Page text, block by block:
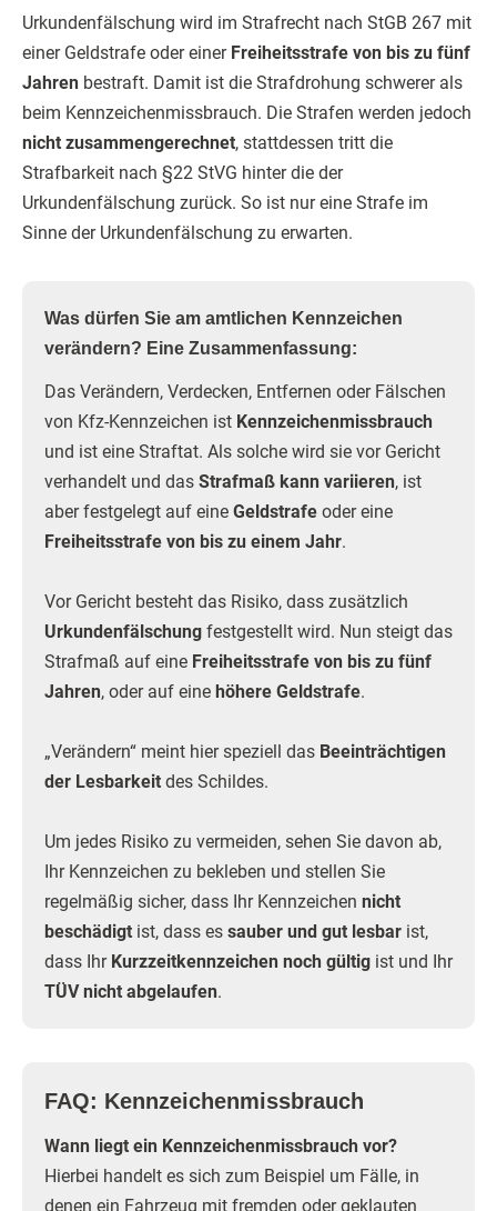
Urkundenfälschung wird im Strafrecht nach StGB 267 mit
einer Geldstrafe oder einerFreiheitsstrafe von bis zu fünf
Jahren bestraft. Damit ist die Strafdrohung schwerer als
beim Kennzeichenmissbrauch. Die Strafen werden jedoch
nicht zusammengerechnet, stattdessen tritt die
Strafbarkeit nach §22 StVG hinter die der
Urkundenfälschung zurück. So ist nur eine Strafe im
Sinne der Urkundenfälschung zu erwarten.
Was dürfen Sie am amtlichen Kennzeichen
verändern? Eine Zusammenfassung:
Das Verändern, Verdecken, Entfernen oder Fälschen
von Kfz-Kennzeichen ist Kennzeichenmissbrauch
und ist eine Straftat. Als solche wird sie vor Gericht
verhandelt und das Strafmaß kann variieren, ist
aber festgelegt auf eine Geldstrafe oder eine
Freiheitsstrafe von bis zu einem Jahr.
Vor Gericht besteht das Risiko, dass zusätzlich
Urkundenfälschung festgestellt wird. Nun steigt das
Strafmaß auf eine Freiheitsstrafe von bis zu fünf
Jahren, oder auf eine höhere Geldstrafe.
„Verändern“ meint hier speziell das Beeinträchtigen
der Lesbarkeit des Schildes.
Um jedes Risiko zu vermeiden, sehen Sie davon ab,
Ihr Kennzeichen zu bekleben und stellen Sie
regelmäßig sicher, dass Ihr Kennzeichen nicht
beschädigt ist, dass es sauber und gut lesbar ist,
dass Ihr Kurzzeitkennzeichen noch gültig ist und Ihr
TÜV nicht abgelaufen.
FAQ: Kennzeichenmissbrauch
Wann liegt ein Kennzeichenmissbrauch vor?
Hierbei handelt es sich zum Beispiel um Fälle, in
denen ein Fahrzeug mit fremden oder geklauten